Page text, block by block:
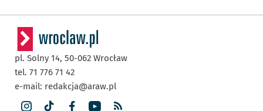
pl. Solny 14, 50-062 Wrocław
tel. 71 776 71 42
e-mail: redakcja@araw.pl